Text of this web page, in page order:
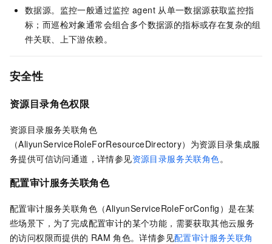
数据源。监控一般通过监控 agent 从单一数据源获取监控指
标；而巡检对象通常会组合多个数据源的指标或存在复杂的组
件关联、上下游依赖。
安全性
资源目录角色权限
资源目录服务关联角色
（AliyunServiceRoleForResourceDirectory）为资源目录集成服
务提供可信访问通道，详情参见资源目录服务关联角色。
配置审计服务关联角色
配置审计服务关联角色（AliyunServiceRoleForConfig）是在某
些场景下，为了完成配置审计的某个功能，需要获取其他云服务
的访问权限而提供的 RAM 角色。详情参见配置审计服务关联角